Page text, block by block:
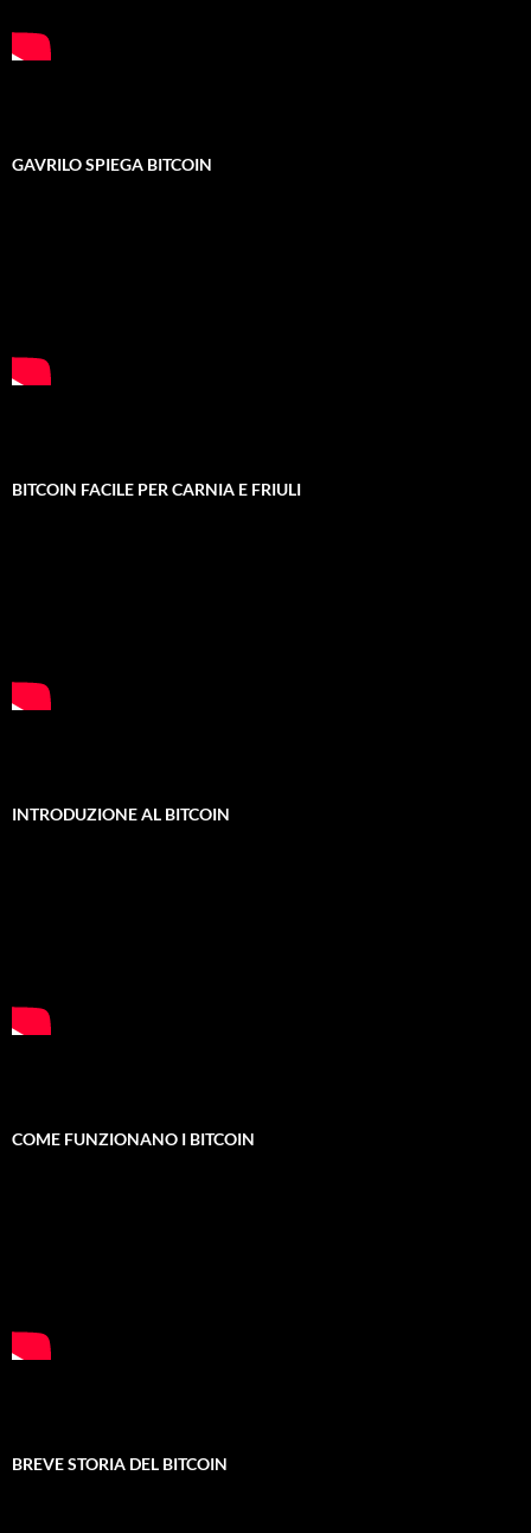
GAVRILO SPIEGA BITCOIN
BITCOIN FACILE PER CARNIA E FRIULI
INTRODUZIONE AL BITCOIN
COME FUNZIONANO I BITCOIN
BREVE STORIA DEL BITCOIN